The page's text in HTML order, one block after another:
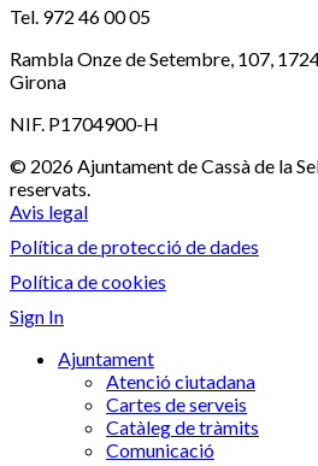
Tel. 972 46 00 05
Rambla Onze de Setembre, 107,
Girona
NIF. P1704900-H
© 2026 Ajuntament de Cassà de la
reservats.
Avis legal
Política de protecció de dades
Política de cookies
Sign In
Ajuntament
Atenció ciutadana
Cartes de serveis
Catàleg de tràmits
Comunicació